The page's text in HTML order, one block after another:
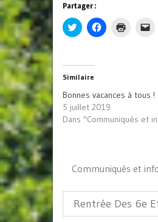
Partager :
Cliquez
pour
dans
une
nouvelle
Cliquez
pour
Cliquer
pour
un
Similaire
Bonnes vacances à tous !
5 juillet 2019
Dans "Communiqués et
Communiqués et
Navigation
deArticle
Rentrée Des 6e